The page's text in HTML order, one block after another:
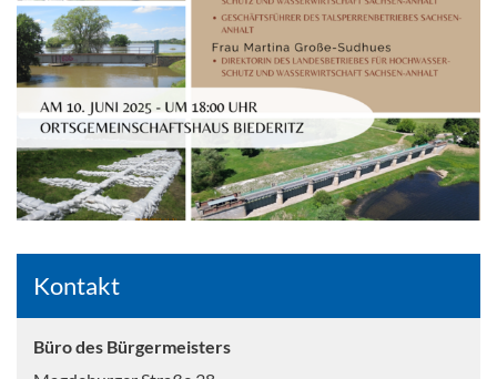
Kontakt
Büro des Bürgermeisters